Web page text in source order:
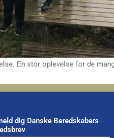
En stor oplevelse for de
dig Danske Beredskabers